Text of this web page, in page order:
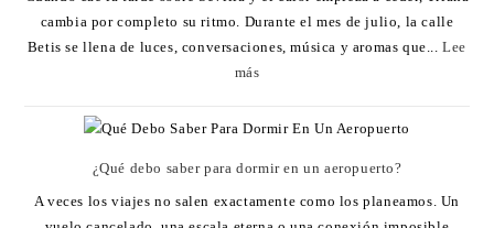
cambia por completo su ritmo. Durante el mes de julio, la calle
Betis se llena de luces, conversaciones, música y aromas que...Lee
más
¿Qué debo saber para dormir en un aeropuerto?
A veces los viajes no salen exactamente como los planeamos. Un